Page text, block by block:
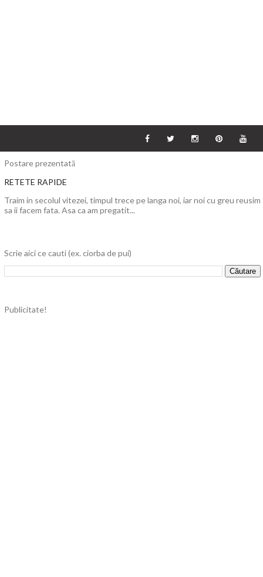
Postare prezentată
RETETE RAPIDE
Traim in secolul vitezei, timpul trece pe langa noi, iar noi cu greu reusim
sa ii facem fata. Asa ca am pregatit...
Scrie aici ce cauti (ex. ciorba de pui)
Publicitate!